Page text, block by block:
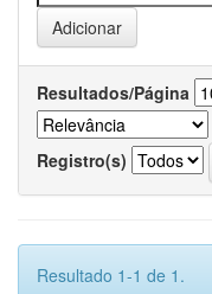
Resultados/Página
Registro(s)
Resultado 1-1 de 1.